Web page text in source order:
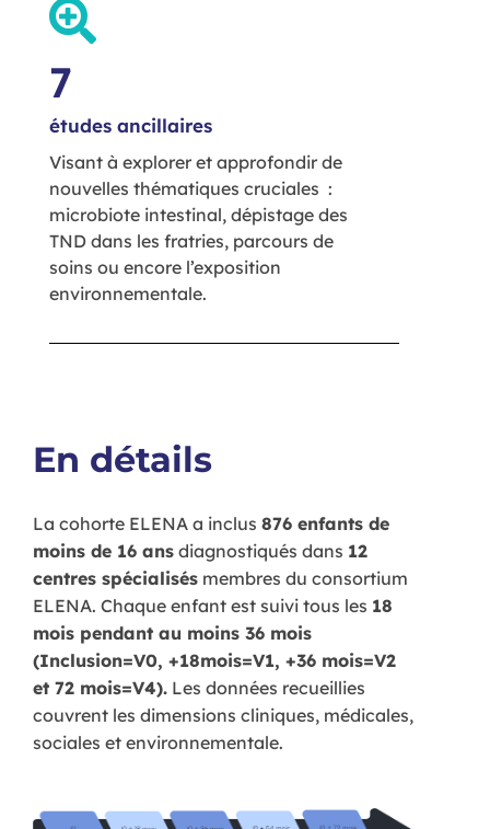
études ancillaires
7
Visant à explorer et approfondir de
nouvelles thématiques cruciales :
microbiote intestinal, dépistage des
TND dans les fratries, parcours de
soins ou encore l’exposition
environnementale.
En détails
La cohorte ELENA a inclus 876 enfants de
moins de 16 ans diagnostiqués dans 12
centres spécialisés membres du consortium
ELENA. Chaque enfant est suivi tous les 18
mois pendant au moins 36 mois
(Inclusion=V0, +18mois=V1, +36 mois=V2
et 72 mois=V4). Les données recueillies
couvrent les dimensions cliniques, médicales,
sociales et environnementale.